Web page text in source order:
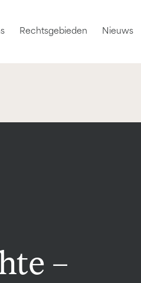
Rechtsgebieden Nieuws
–